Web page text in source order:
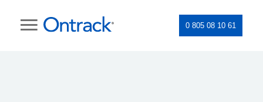
0 805 08 10 61